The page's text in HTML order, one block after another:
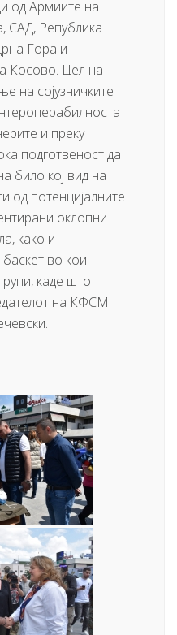
од Армиите на
САД, Република
Гора и
Косово. Цел на
на сојузничките
и преку
подготвеност да
било кој вид на
од потенцијалните
оклопни
како и
во кои
каде што
на КФСМ